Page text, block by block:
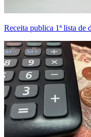
Receita publica 1ª lista de